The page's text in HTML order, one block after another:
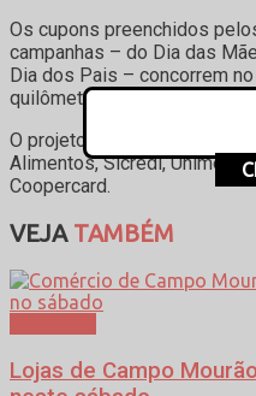
Os cupons preenchidos
campanhas – do Dia das
Dia dos Pais – concorrem
quilômetro no dia 9 de
O projeto “Três Amores” tem
Alimentos, Sicredi, Unimed/
Coopercard.
VEJATAMBÉM
Lojas de Campo